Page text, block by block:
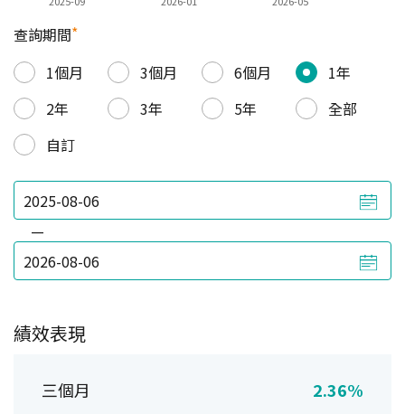
查詢期間*
1個月
3個月 6個月
1年
2年
3年 5年
全部
自訂
—
績效表現
三個月 2.36%